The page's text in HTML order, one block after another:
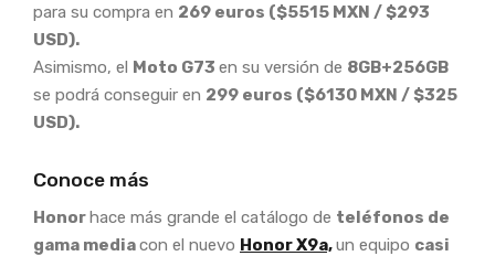
para su compra en 269 euros ($5515 MXN / $293
USD).
Asimismo, el Moto G73 en su versión de 8GB+256GB
se podrá conseguir en 299 euros ($6130 MXN / $325
USD).
Conoce más
Honorhace más grande el catálogo de teléfonos de
gama mediacon el nuevo Honor X9a,un equipo casi